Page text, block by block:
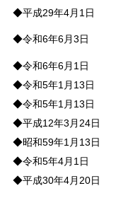
◆平成29年4月1日
◆令和6年6月3日
◆令和6年6月1日
◆令和5年1月13日
◆令和5年1月13日
◆平成12年3月24日
◆昭和59年1月13日
◆令和5年4月1日
◆平成30年4月20日